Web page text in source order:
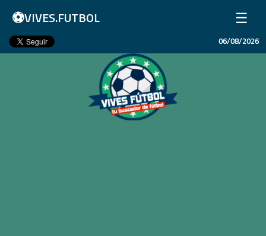
⚽VIVES.FUTBOL ☰
Inicio
06/08/2026